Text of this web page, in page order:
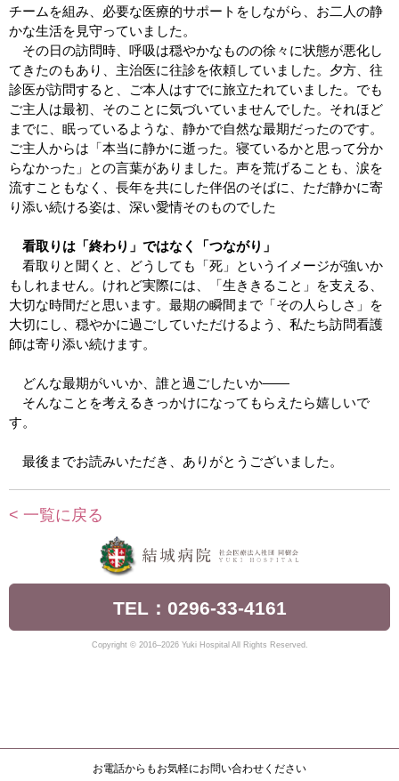
チームを組み、必要な医療的サポートをしながら、お二人の静
かな生活を見守っていました。
その日の訪問時、呼吸は穏やかなものの徐々に状態が悪化し
てきたのもあり、主治医に往診を依頼していました。夕方、往
診医が訪問すると、ご本人はすでに旅立たれていました。でも
ご主人は最初、そのことに気づいていませんでした。それほど
までに、眠っているような、静かで自然な最期だったのです。
ご主人からは「本当に静かに逝った。寝ているかと思って分か
らなかった」との言葉がありました。声を荒げることも、涙を
流すこともなく、長年を共にした伴侶のそばに、ただ静かに寄
り添い続ける姿は、深い愛情そのものでした
看取りは「終わり」ではなく「つながり」
看取りと聞くと、どうしても「死」というイメージが強いか
もしれません。けれど実際には、「生ききること」を支える、
大切な時間だと思います。最期の瞬間まで「その人らしさ」を
大切にし、穏やかに過ごしていただけるよう、私たち訪問看護
師は寄り添い続けます。
どんな最期がいいか、誰と過ごしたいか――
そんなことを考えるきっかけになってもらえたら嬉しいで
す。
最後までお読みいただき、ありがとうございました。
< 一覧に戻る
TEL：0296-33-4161
Copyright © 2016–2026 Yuki Hospital All Rights Reserved.
お電話からもお気軽にお問い合わせください